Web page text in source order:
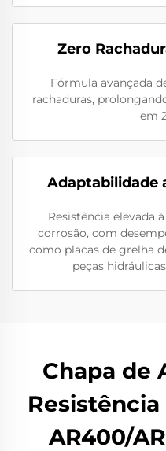
Zero
Fórmula avançada
rachaduras,
em
Adaptabilidade
Resistência elevada
corrosão, com
como placas de grelha
peças
Chapa de
Resistência
AR400/